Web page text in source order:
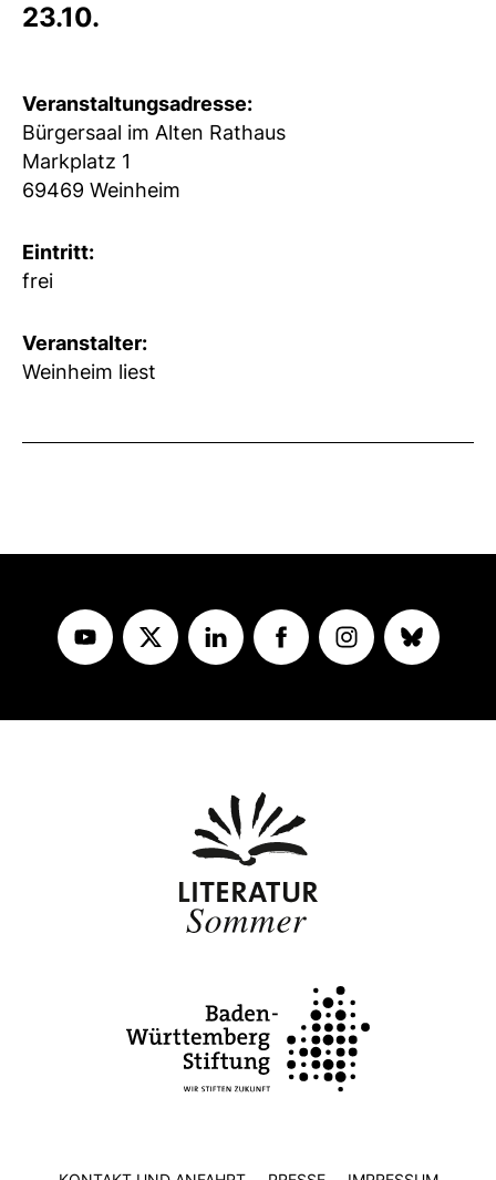
23.10.
Veranstaltungsadresse:
Bürgersaal im Alten Rathaus
Markplatz 1
69469 Weinheim
Eintritt:
frei
Veranstalter:
Weinheim liest